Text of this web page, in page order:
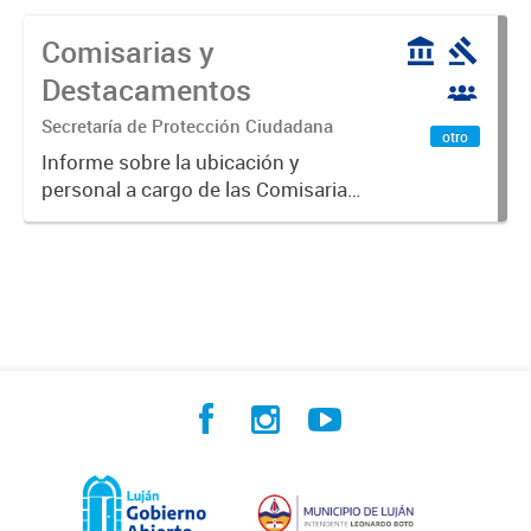
Comisarias y
Destacamentos
Secretaría de Protección Ciudadana
Informe sobre la ubicación y
personal a cargo de las Comisarias
y Destacamentos del Partido de
otro